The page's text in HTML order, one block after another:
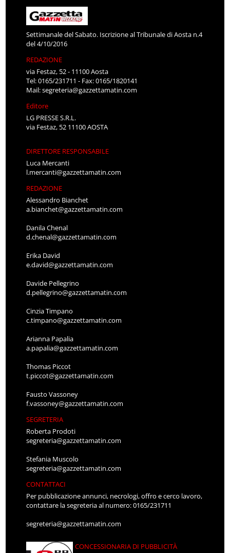
Settimanale del Sabato. Iscrizione al Tribunale di Aosta n.4
del 4/10/2016
REDAZIONE
via Festaz, 52 - 11100 Aosta
Tel: 0165/231711 - Fax: 0165/1820141
Mail:segreteria@gazzettamatin.com
Editore
LG PRESSE S.R.L.
via Festaz, 52 11100 AOSTA
DIRETTORE RESPONSABILE
Luca Mercanti
l.mercanti@gazzettamatin.com
REDAZIONE
Alessandro Bianchet
a.bianchet@gazzettamatin.com
Danila Chenal
d.chenal@gazzettamatin.com
Erika David
e.david@gazzettamatin.com
Davide Pellegrino
d.pellegrino@gazzettamatin.com
Cinzia Timpano
c.timpano@gazzettamatin.com
Arianna Papalia
a.papalia@gazzettamatin.com
Thomas Piccot
t.piccot@gazzettamatin.com
Fausto Vassoney
f.vassoney@gazzettamatin.com
SEGRETERIA
Roberta Prodoti
segreteria@gazzettamatin.com
Stefania Muscolo
segreteria@gazzettamatin.com
CONTATTACI
Per pubblicazione annunci, necrologi, offro e cerco lavoro,
contattare la segreteria al numero: 0165/231711
segreteria@gazzettamatin.com
CONCESSIONARIA DI PUBBLICITÀ